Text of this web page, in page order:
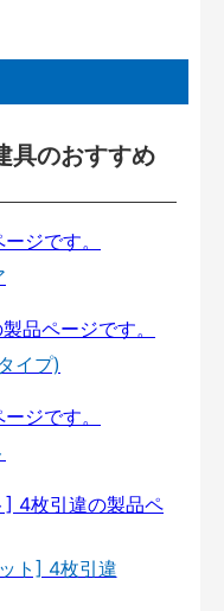
具のおすすめ
イプ)
ト] 4枚引違